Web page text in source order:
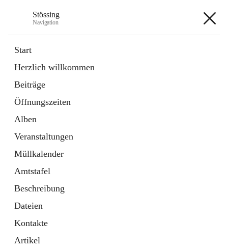
Stössing
Navigation
Start
Herzlich willkommen
Beiträge
Öffnungszeiten
Alben
Veranstaltungen
Müllkalender
Amtstafel
Beschreibung
Dateien
Kontakte
Artikel
Datei
in
Tab
Kindergarten
öffnet
in
neuem
Tab